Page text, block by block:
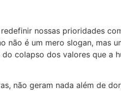
nossas prioridades
é um mero slogan, mas
colapso dos valores que a
não geram nada além de